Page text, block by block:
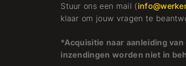
Stuur ons een mail (
klaar om jouw vragen te
*Acquisitie naar aanleiding
inzendingen worden niet in